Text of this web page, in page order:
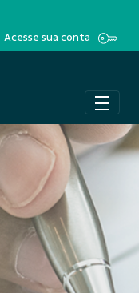
Acesse sua conta